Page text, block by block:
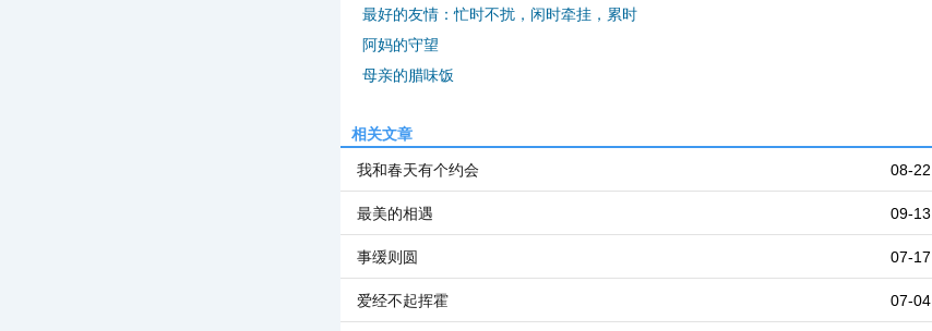
最好的友情：忙时不扰，闲时牵挂，累时
阿妈的守望
母亲的腊味饭
相关文章
08-22
我和春天有个约会
09-13
最美的相遇
07-17
事缓则圆
07-04
爱经不起挥霍